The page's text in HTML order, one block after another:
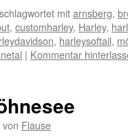
mitarnsberg,
, customharley, Harley,
, harleysoftail,
| Kommentar
von Flause